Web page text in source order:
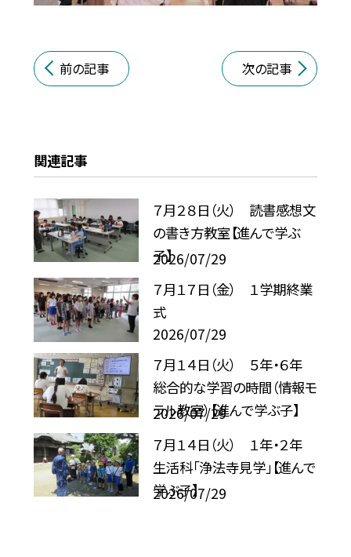
前の記事 次の記事
関連記事
７月２８日（火） 読書感想文
の書き方教室【進んで学ぶ
子】
2026/07/29
７月１７日（金） １学期終業
式
2026/07/29
７月１４日（火） ５年・６年
総合的な学習の時間（情報モ
ラル教室）【進んで学ぶ子】
2026/07/29
７月１４日（火） １年・２年
生活科「浄法寺見学」【進んで
学ぶ子】
2026/07/29